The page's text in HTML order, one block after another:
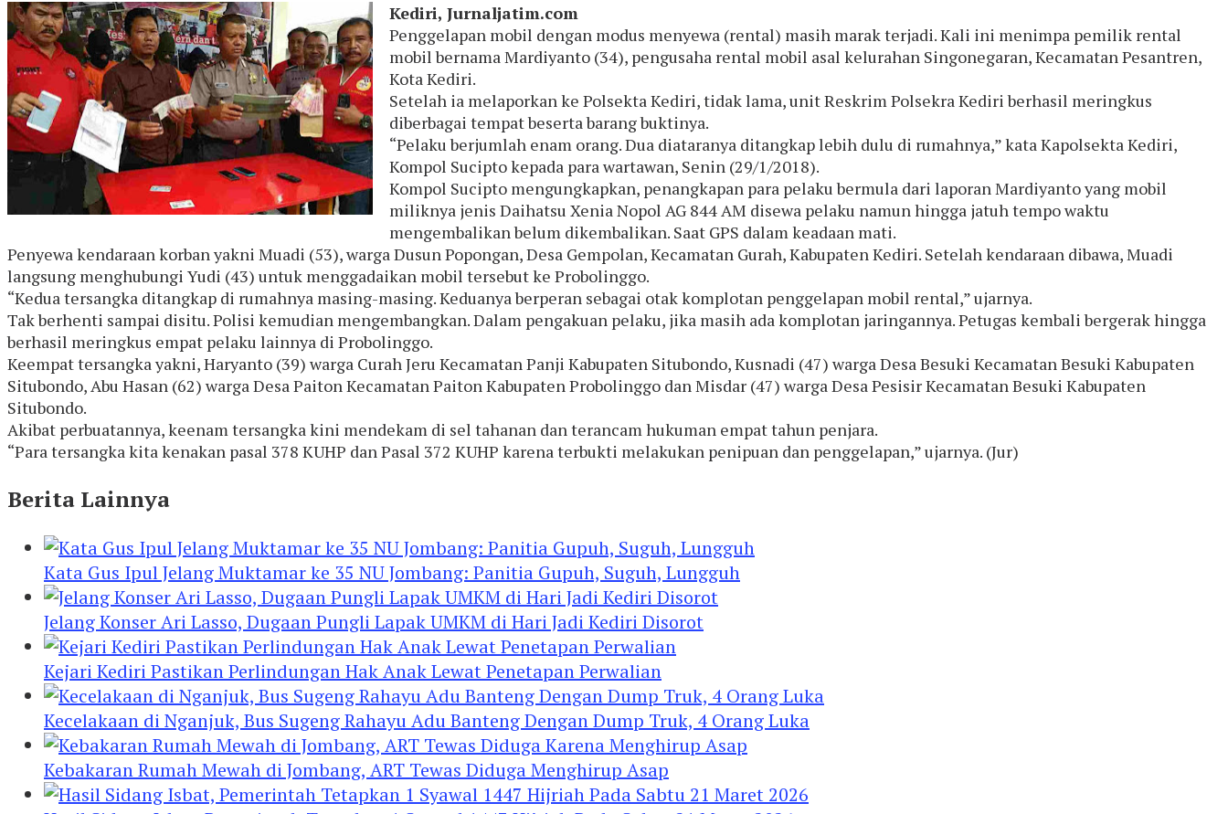
Kediri, Jurnaljatim.com
Penggelapan mobil dengan modus menyewa (rental) masih marak terjadi. Kali ini menimpa pemilik rental
mobil bernama Mardiyanto (34), pengusaha rental mobil asal kelurahan Singonegaran, Kecamatan Pesantren,
Kota Kediri.
Setelah ia melaporkan ke Polsekta Kediri, tidak lama, unit Reskrim Polsekra Kediri berhasil meringkus
diberbagai tempat beserta barang buktinya.
“Pelaku berjumlah enam orang. Dua diataranya ditangkap lebih dulu di rumahnya,” kata Kapolsekta Kediri,
Kompol Sucipto kepada para wartawan, Senin (29/1/2018).
Kompol Sucipto mengungkapkan, penangkapan para pelaku bermula dari laporan Mardiyanto yang mobil
miliknya jenis Daihatsu Xenia Nopol AG 844 AM disewa pelaku namun hingga jatuh tempo waktu
mengembalikan belum dikembalikan. Saat GPS dalam keadaan mati.
Penyewa kendaraan korban yakni Muadi (53), warga Dusun Popongan, Desa Gempolan, Kecamatan Gurah, Kabupaten Kediri. Setelah kendaraan dibawa, Muadi
langsung menghubungi Yudi (43) untuk menggadaikan mobil tersebut ke Probolinggo.
“Kedua tersangka ditangkap di rumahnya masing-masing. Keduanya berperan sebagai otak komplotan penggelapan mobil rental,” ujarnya.
Tak berhenti sampai disitu. Polisi kemudian mengembangkan. Dalam pengakuan pelaku, jika masih ada komplotan jaringannya. Petugas kembali bergerak hingga
berhasil meringkus empat pelaku lainnya di Probolinggo.
Keempat tersangka yakni, Haryanto (39) warga Curah Jeru Kecamatan Panji Kabupaten Situbondo, Kusnadi (47) warga Desa Besuki Kecamatan Besuki Kabupaten
Situbondo, Abu Hasan (62) warga Desa Paiton Kecamatan Paiton Kabupaten Probolinggo dan Misdar (47) warga Desa Pesisir Kecamatan Besuki Kabupaten
Situbondo.
Akibat perbuatannya, keenam tersangka kini mendekam di sel tahanan dan terancam hukuman empat tahun penjara.
“Para tersangka kita kenakan pasal 378 KUHP dan Pasal 372 KUHP karena terbukti melakukan penipuan dan penggelapan,” ujarnya. (Jur)
Berita Lainnya
Kata Gus Ipul Jelang Muktamar ke 35 NU Jombang: Panitia Gupuh, Suguh, Lungguh
Jelang Konser Ari Lasso, Dugaan Pungli Lapak UMKM di Hari Jadi Kediri Disorot
Kejari Kediri Pastikan Perlindungan Hak Anak Lewat Penetapan Perwalian
Kecelakaan di Nganjuk, Bus Sugeng Rahayu Adu Banteng Dengan Dump Truk, 4 Orang Luka
Kebakaran Rumah Mewah di Jombang, ART Tewas Diduga Menghirup Asap